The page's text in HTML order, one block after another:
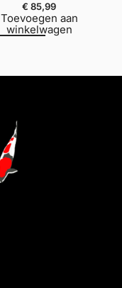
€ 85,99
Toevoegen aan
winkelwagen